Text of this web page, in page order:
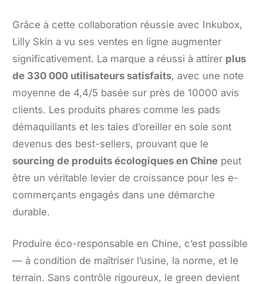
Grâce à cette collaboration réussie avec Inkubox,
Lilly Skin a vu ses ventes en ligne augmenter
significativement. La marque a réussi à attirer plus
de 330 000 utilisateurs satisfaits, avec une note
moyenne de 4,4/5 basée sur près de 10000 avis
clients. Les produits phares comme les pads
démaquillants et les taies d’oreiller en soie sont
devenus des best-sellers, prouvant que le
sourcing de produits écologiques en Chine peut
être un véritable levier de croissance pour les e-
commerçants engagés dans une démarche
durable.
Produire éco-responsable en Chine, c’est possible
— à condition de maîtriser l’usine, la norme, et le
terrain. Sans contrôle rigoureux, le green devient